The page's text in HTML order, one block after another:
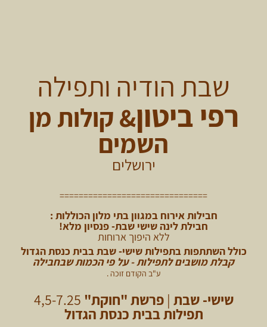
שבת הודיה ותפילה
רפי ביטון& קולות מן
השמים
ירושלים
===============================
חבילות אירוח במגוון בתי מלון הכוללות :
חבילת לינה שישי שבת- פנסיון מלא!
ללא היפוך ארוחות
כולל השתתפותבתפילות שישי- שבת בבית כנסת הגדול
קבלת מושבים לתפילות - על פי הכמות שבחבילה
ע"ב הקודם זוכה .
שישי- שבת |פרשת "חוקת"
תפילות בבית כנסת הגדול